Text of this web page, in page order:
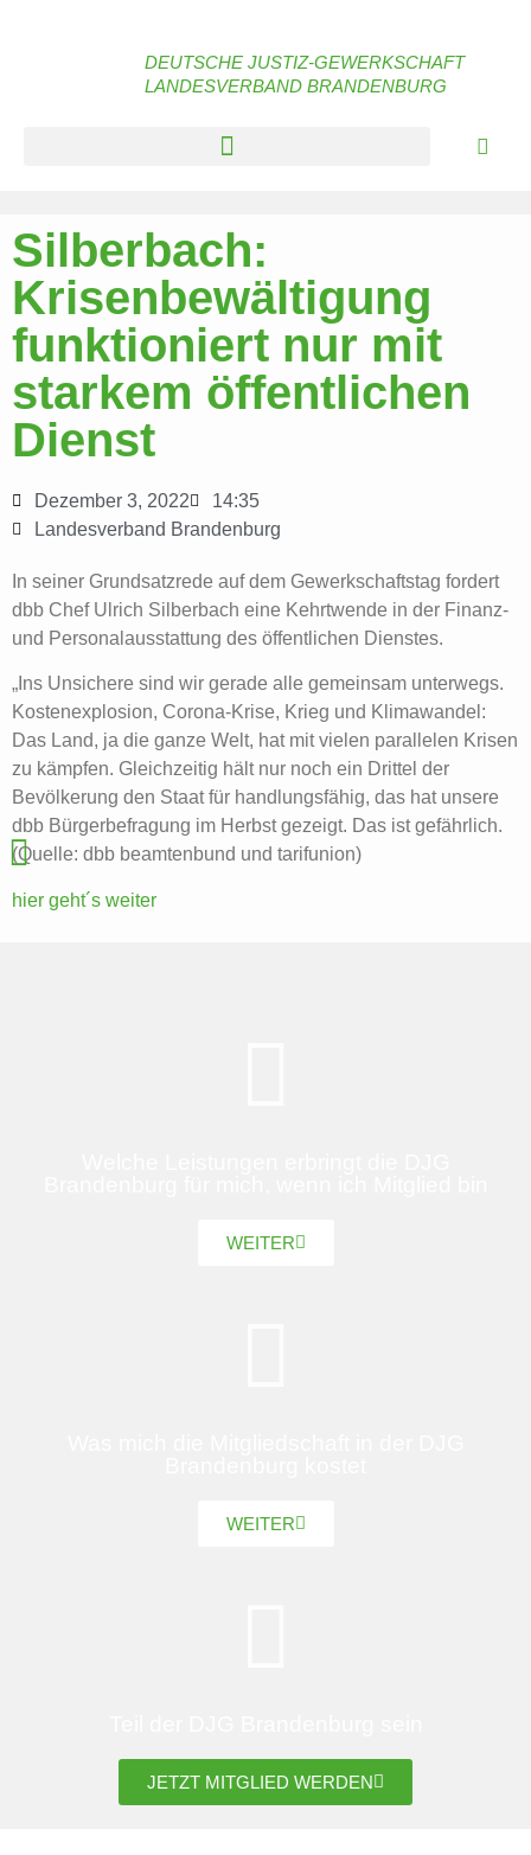
DEUTSCHE JUSTIZ-GEWERKSCHAFT
LANDESVERBAND BRANDENBURG
Silberbach:
Krisenbewältigung
funktioniert nur mit
starkem öffentlichen
Dienst
Dezember 3, 2022
14:35
Landesverband Brandenburg
In seiner Grundsatzrede auf dem Gewerkschaftstag fordert
dbb Chef Ulrich Silberbach eine Kehrtwende in der Finanz-
und Personalausstattung des öffentlichen Dienstes.
„Ins Unsichere sind wir gerade alle gemeinsam unterwegs.
Kostenexplosion, Corona-Krise, Krieg und Klimawandel:
Das Land, ja die ganze Welt, hat mit vielen parallelen Krisen
zu kämpfen. Gleichzeitig hält nur noch ein Drittel der
Bevölkerung den Staat für handlungsfähig, das hat unsere
dbb Bürgerbefragung im Herbst gezeigt. Das ist gefährlich.
(Quelle: dbb beamtenbund und tarifunion)
hier geht´s weiter
WEITER
WEITER
JETZT MITGLIED WERDEN